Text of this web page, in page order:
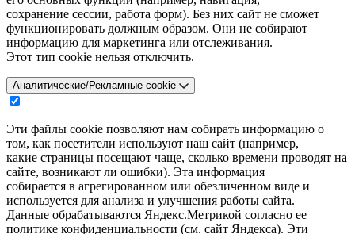
сохранение сессии, работа форм). Без них сайт не сможет
функционировать должным образом. Они не собирают
информацию для маркетинга или отслеживания.
Этот тип cookie нельзя отключить.
Аналитические/Рекламные cookie
Эти файлы cookie позволяют нам собирать информацию о
том, как посетители используют наш сайт (например,
какие страницы посещают чаще, сколько времени проводят на
сайте, возникают ли ошибки). Эта информация
собирается в агрегированном или обезличенном виде и
используется для анализа и улучшения работы сайта.
Данные обрабатываются Яндекс.Метрикой согласно ее
политике конфиденциальности (см. сайт Яндекса). Эти